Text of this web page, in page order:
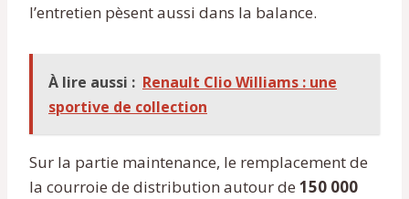
l’entretien pèsent aussi dans la balance.
À lire aussi : Renault Clio Williams : une
sportive de collection
Sur la partie maintenance, le remplacement de
la courroie de distribution autour de 150 000